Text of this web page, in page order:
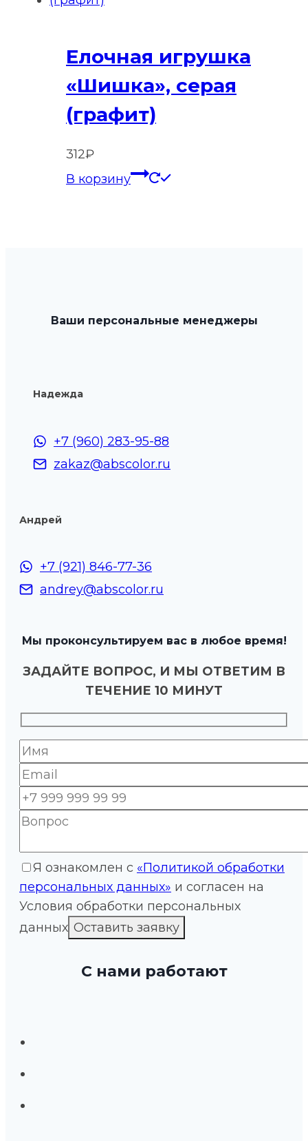
Елочная игрушка
«Шишка», серая
(графит)
312₽
В корзину
Ваши персональные менеджеры
Надежда
+7 (960) 283-95-88
zakaz@abscolor.ru
Андрей
+7 (921) 846-77-36
andrey@abscolor.ru
Мы проконсультируем вас в любое время!
ЗАДАЙТЕ ВОПРОС, И МЫ ОТВЕТИМ В
ТЕЧЕНИЕ 10 МИНУТ
Я ознакомлен с «Политикой обработки
персональных данных» и согласен на
Условия обработки персональных
данных
С нами работают